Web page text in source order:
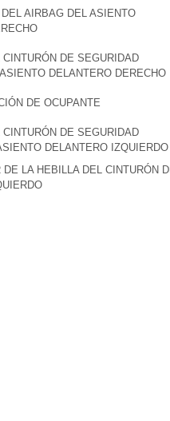
AIRBAG DEL ASIENTO
DE SEGURIDAD
DELANTERO DERECHO
DE OCUPANTE
DE SEGURIDAD
DELANTERO IZQUIERDO
LA HEBILLA DEL CINTURÓN